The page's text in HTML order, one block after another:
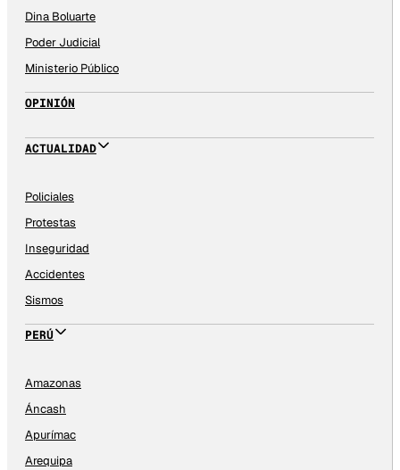
Dina Boluarte
Poder Judicial
Ministerio Público
OPINIÓN
ACTUALIDAD
Policiales
Protestas
Inseguridad
Accidentes
Sismos
PERÚ
Amazonas
Áncash
Apurímac
Arequipa